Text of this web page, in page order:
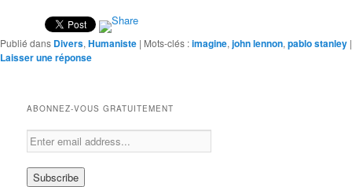
Publié dans Divers,Humaniste | Mots-clés :imagine,john lennon,pablo stanley |
Laisser une réponse
ABONNEZ-VOUS GRATUITEMENT